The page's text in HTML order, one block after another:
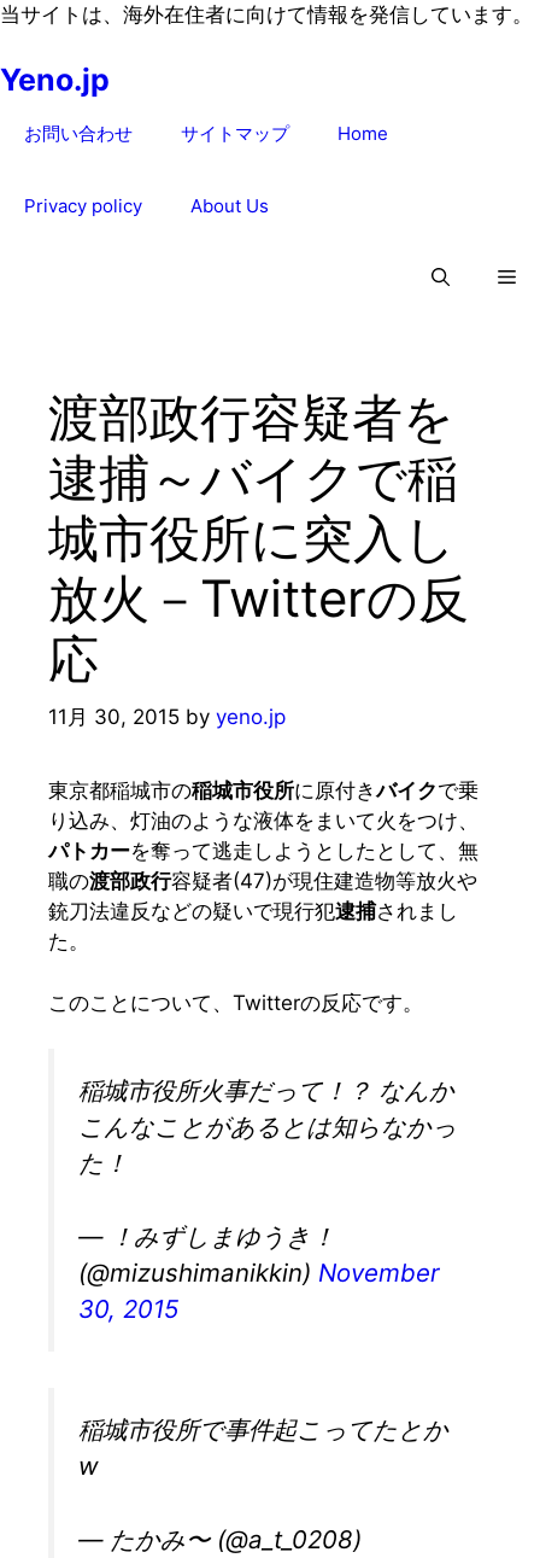
コ
テ
当サイトは、海外在住者に向けて情報を発信しています。
Yeno.jp
お問い合わせ サイトマップ Home
Privacy policy About Us
渡部政行容疑者を
逮捕～バイクで稲
城市役所に突入し
放火－Twitterの反
応
11月 30, 2015 by yeno.jp
東京都稲城市の稲城市役所に原付きバイクで乗
り込み、灯油のような液体をまいて火をつけ、
パトカーを奪って逃走しようとしたとして、無
職の渡部政行容疑者(47)が現住建造物等放火や
銃刀法違反などの疑いで現行犯逮捕されまし
た。
このことについて、Twitterの反応です。
稲城市役所火事だって！？ なんか
こんなことがあるとは知らなかっ
た！
— ！みずしまゆうき！
(@mizushimanikkin) November
30, 2015
稲城市役所で事件起こってたとか
w
— たかみ〜 (@a_t_0208)